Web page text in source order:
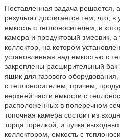
Поставленная задача решается,
результат достигается тем, что,
емкость с теплоносителем, в
камера и продуктовый змеевик,
коллектор, на котором
установленная над емкостью с
закреплены расширительный
ящик для газового
с теплоносителем, причем,
верхней части емкости с
расположенных в поперечном
топочная камера состоит из
торца горелкой, и пучка
коллектором, емкость с